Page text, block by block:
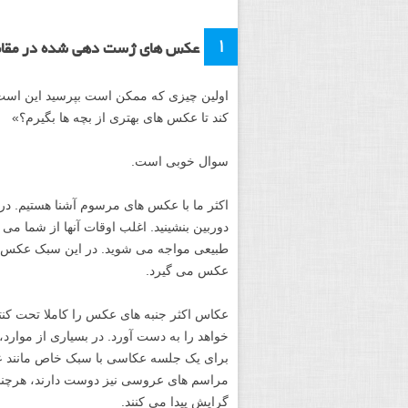
۱ عکس های ژست دهی شده در
اولین چیزی که ممکن است بپرسید این
کند تا عکس های بهتری از بچه ها بگیرم؟»
سوال خوبی است.
اکثر ما با عکس های مرسوم آشنا
دوربین بنشینید. اغلب اوقات آنها از شما
طبیعی مواجه می شوید. در این سبک عکس
عکس می گیرد.
عکاس اکثر جنبه های عکس را کاملا تحت
خواهد را به دست آورد. در بسیاری از
برای یک جلسه عکاسی با سبک خاص مانند
مراسم های عروسی نیز دوست دارند،
گرایش پیدا می کنند.